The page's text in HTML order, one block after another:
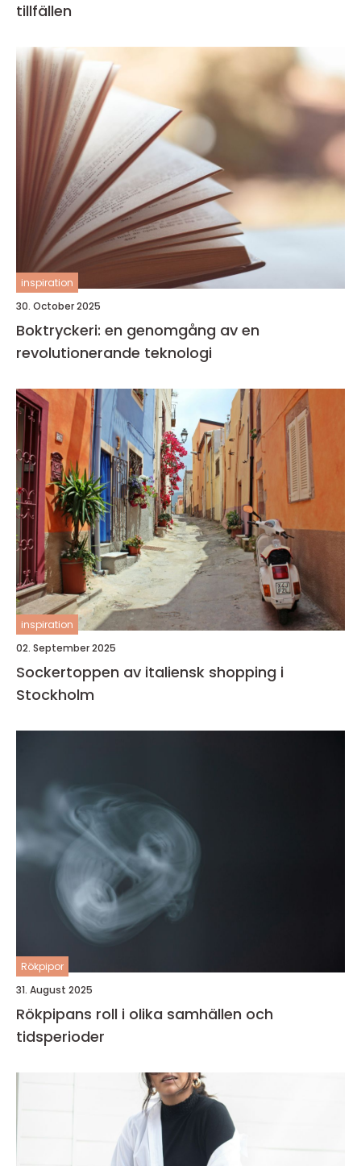
tillfällen
inspiration
30. October 2025
Boktryckeri: en genomgång av en
revolutionerande teknologi
inspiration
02. September 2025
Sockertoppen av italiensk shopping i
Stockholm
Rökpipor
31. August 2025
Rökpipans roll i olika samhällen och
tidsperioder